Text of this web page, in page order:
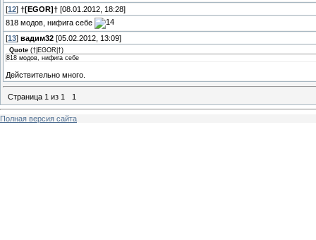
[12] †[EGOR]† [08.01.2012, 18:28]
818 модов, нифига себе
[13] вадим32 [05.02.2012, 13:09]
Quote (†|EGOR|†)
818 модов, нифига себе
Действительно много.
Страница 1 из 1 1
Полная версия сайта